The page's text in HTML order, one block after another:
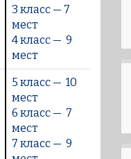
3 класс — 7
мест
4 класс — 9
мест
5 класс — 10
мест
6 класс — 7
мест
7 класс — 9